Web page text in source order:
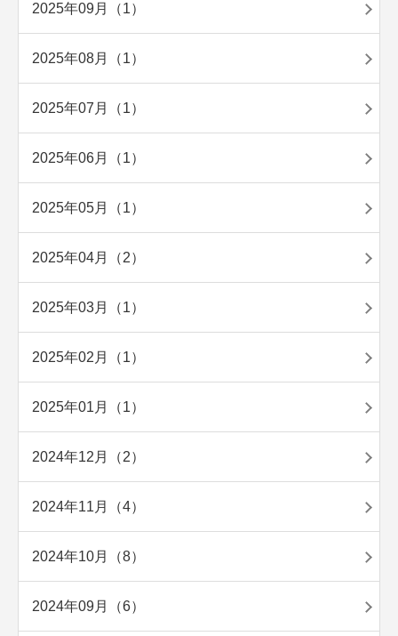
2025年09月（1）
2025年08月（1）
2025年07月（1）
2025年06月（1）
2025年05月（1）
2025年04月（2）
2025年03月（1）
2025年02月（1）
2025年01月（1）
2024年12月（2）
2024年11月（4）
2024年10月（8）
2024年09月（6）